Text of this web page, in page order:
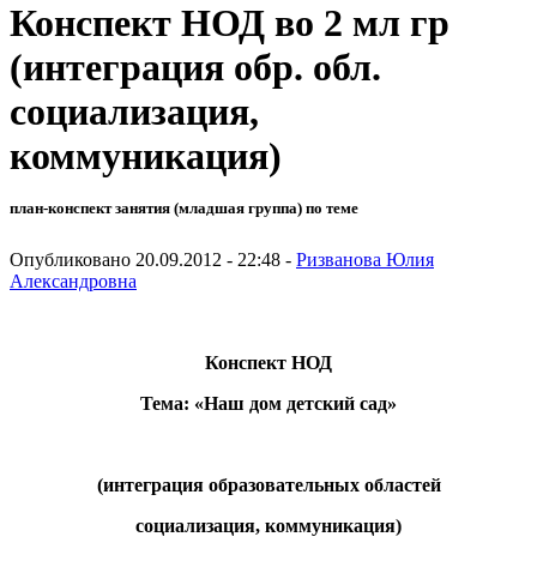
Конспект НОД во 2 мл гр
(интеграция обр. обл.
социализация,
коммуникация)
план-конспект занятия (младшая группа) по теме
Опубликовано 20.09.2012 - 22:48 - Ризванова Юлия
Александровна
Конспект НОД
Тема: «Наш дом детский сад»
(интеграция образовательных областей
социализация, коммуникация)